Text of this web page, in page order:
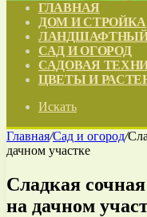
ГЛАВНАЯ
ДОМ И СТРОЙКА
ЛАНДШАФТНЫЙ
САД И ОГОРОД
САДОВАЯ
ЦВЕТЫ И
Искать
Главная/Сад и огород/
дачном участке
Сладкая
на дачном